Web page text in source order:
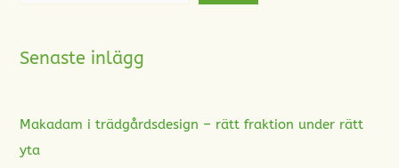
Senaste inlägg
Makadam i trädgårdsdesign – rätt fraktion under rätt
yta